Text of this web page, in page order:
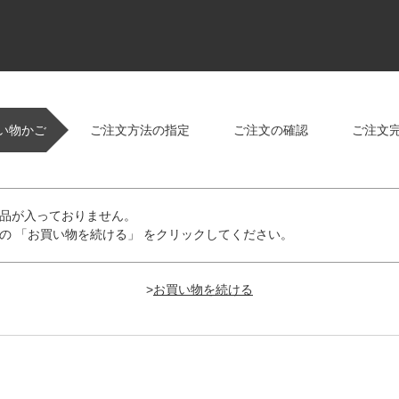
物かご ご注文方法の指定 ご注文の確認 ご注文
が入っておりません。
「お買い物を続ける」 をクリックしてください。
>